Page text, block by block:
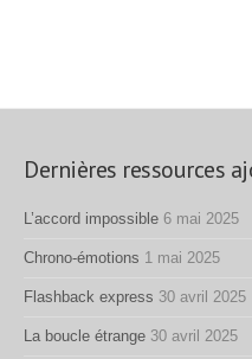
Dernières ressources
L’accord impossible 6 mai 2025
Chrono-émotions 1 mai 2025
Flashback express 30 avril 2025
La boucle étrange 30 avril 2025